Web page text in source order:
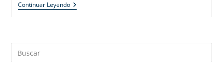
Continuar Leyendo